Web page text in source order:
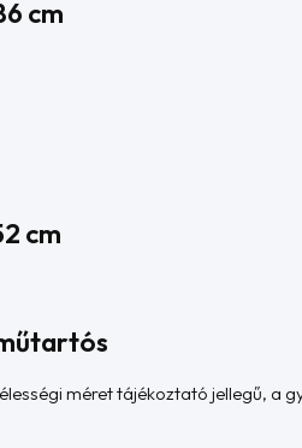
cm
cm
méret tájékoztató jellegű, a